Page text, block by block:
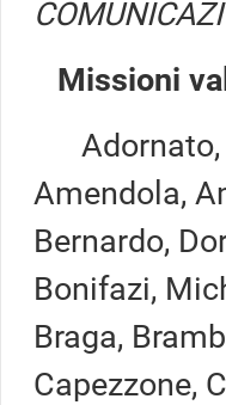
Missioni
Adornato,
Amendola,
Bernardo,
Bonifazi,
Braga,
Capezzone,